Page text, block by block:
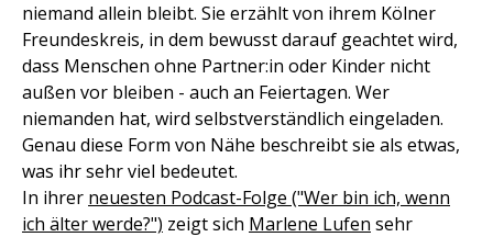
niemand allein bleibt. Sie erzählt von ihrem Kölner
Freundeskreis, in dem bewusst darauf geachtet wird,
dass Menschen ohne Partner:in oder Kinder nicht
außen vor bleiben - auch an Feiertagen. Wer
niemanden hat, wird selbstverständlich eingeladen.
Genau diese Form von Nähe beschreibt sie als etwas,
was ihr sehr viel bedeutet.
In ihrer neuesten Podcast-Folge ("Wer bin ich, wenn
ich älter werde?") zeigt sich Marlene Lufen sehr